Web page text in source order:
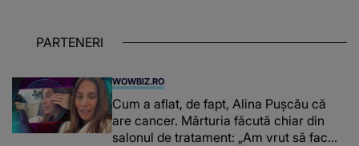
PARTENERI
WOWBIZ.RO
Cum a aflat, de fapt, Alina Pușcău că
are cancer. Mărturia făcută chiar din
salonul de tratament: „Am vrut să fac